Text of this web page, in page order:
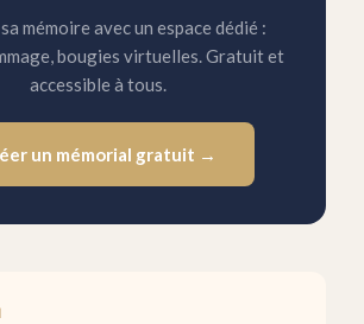
mémoire avec un espace dédié :
bougies virtuelles. Gratuit et
accessible à tous.
un mémorial gratuit →